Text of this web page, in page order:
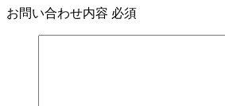
お問い合わせ内容 必須